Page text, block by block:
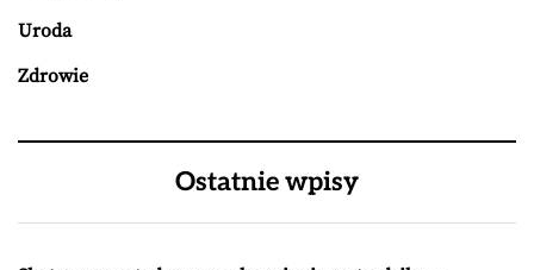
Uroda
Zdrowie
Ostatnie wpisy